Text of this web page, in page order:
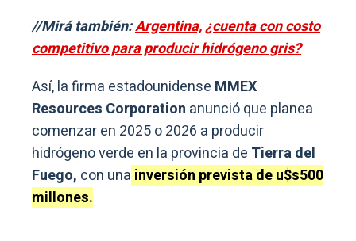
//Mirá también:Argentina, ¿cuenta con costo
competitivo para producir hidrógeno gris?
Así, la firma estadounidense MMEX
Resources Corporation anunció que planea
comenzar en 2025 o 2026 a producir
hidrógeno verde en la provincia de Tierra del
Fuego, con una inversión prevista de u$s500
millones.